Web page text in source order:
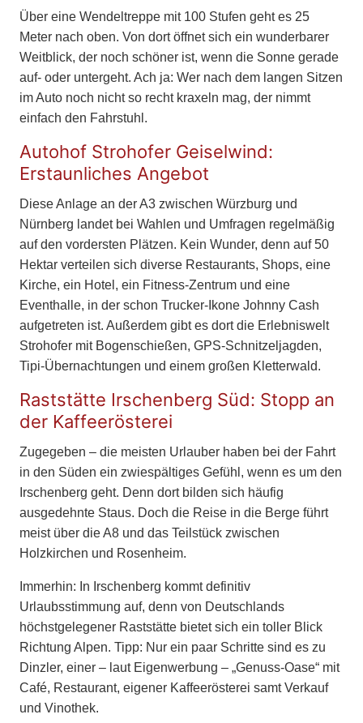
Über eine Wendeltreppe mit 100 Stufen geht es 25
Meter nach oben. Von dort öffnet sich ein wunderbarer
Weitblick, der noch schöner ist, wenn die Sonne gerade
auf- oder untergeht. Ach ja: Wer nach dem langen Sitzen
im Auto noch nicht so recht kraxeln mag, der nimmt
einfach den Fahrstuhl.
Autohof Strohofer Geiselwind:
Erstaunliches Angebot
Diese Anlage an der A3 zwischen Würzburg und
Nürnberg landet bei Wahlen und Umfragen regelmäßig
auf den vordersten Plätzen. Kein Wunder, denn auf 50
Hektar verteilen sich diverse Restaurants, Shops, eine
Kirche, ein Hotel, ein Fitness-Zentrum und eine
Eventhalle, in der schon Trucker-Ikone Johnny Cash
aufgetreten ist. Außerdem gibt es dort die Erlebniswelt
Strohofer mit Bogenschießen, GPS-Schnitzeljagden,
Tipi-Übernachtungen und einem großen Kletterwald.
Raststätte Irschenberg Süd: Stopp an
der Kaffeerösterei
Zugegeben – die meisten Urlauber haben bei der Fahrt
in den Süden ein zwiespältiges Gefühl, wenn es um den
Irschenberg geht. Denn dort bilden sich häufig
ausgedehnte Staus. Doch die Reise in die Berge führt
meist über die A8 und das Teilstück zwischen
Holzkirchen und Rosenheim.
Immerhin: In Irschenberg kommt definitiv
Urlaubsstimmung auf, denn von Deutschlands
höchstgelegener Raststätte bietet sich ein toller Blick
Richtung Alpen. Tipp: Nur ein paar Schritte sind es zu
Dinzler, einer – laut Eigenwerbung – „Genuss-Oase“ mit
Café, Restaurant, eigener Kaffeerösterei samt Verkauf
und Vinothek.